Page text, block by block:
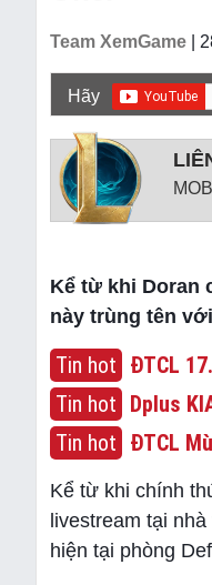
Team XemGame |
Hãy
Kể từ khi Doran
này trùng tên
Tin hot ĐTCL
Tin hot Dplus
Tin hot ĐTCL
Kể từ khi chính
livestream tại
hiện tại phòng